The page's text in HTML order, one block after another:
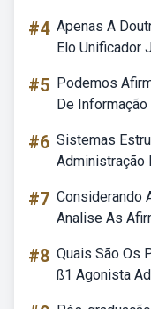
#4 Apenas A
Elo Unificador
#5 Podemos
De Informação
#6 Sistemas
Administração
#7 Considerando
Analise As
#8 Quais São Os
ß1 Agonista